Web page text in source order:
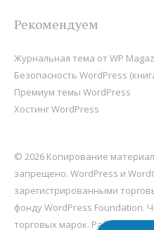
Рекомендуем
Журнальная тема от WP
Безопасность WordPress
Премиум темы WordPress
Хостинг WordPress
© 2026 Копирование
запрещено. WordPress и
зарегистрированными
фондуWordPress Foundation.
торговых марок. Работает на